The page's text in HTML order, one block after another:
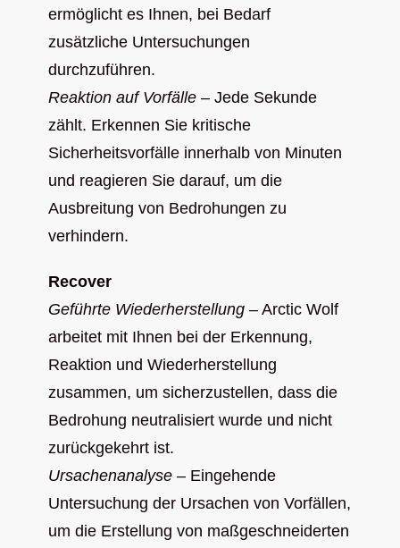
ermöglicht es Ihnen, bei Bedarf
zusätzliche Untersuchungen
durchzuführen.
Reaktion auf Vorfälle– Jede Sekunde
zählt. Erkennen Sie kritische
Sicherheitsvorfälle innerhalb von Minuten
und reagieren Sie darauf, um die
Ausbreitung von Bedrohungen zu
verhindern.
Recover
Geführte Wiederherstellung– Arctic Wolf
arbeitet mit Ihnen bei der Erkennung,
Reaktion und Wiederherstellung
zusammen, um sicherzustellen, dass die
Bedrohung neutralisiert wurde und nicht
zurückgekehrt ist.
Ursachenanalyse– Eingehende
Untersuchung der Ursachen von Vorfällen,
um die Erstellung von maßgeschneiderten